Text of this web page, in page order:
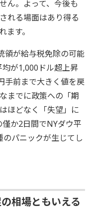
ん。よって、今後も
れる場面はあり得る
す。
領が給与税免除の可能
が1,000ドル超上昇
手前まで大きく値を戻
までに政策への「期
ほどなく「失望」に
か2日間でNYダウ平
パニックが生じてし
相場ともいえる